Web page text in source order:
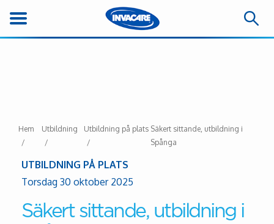
Hem Utbildning Utbildning på plats Säkert sittande, utbildning i
Spånga
UTBILDNING PÅ PLATS
Torsdag 30 oktober 2025
Säkert sittande, utbildning i